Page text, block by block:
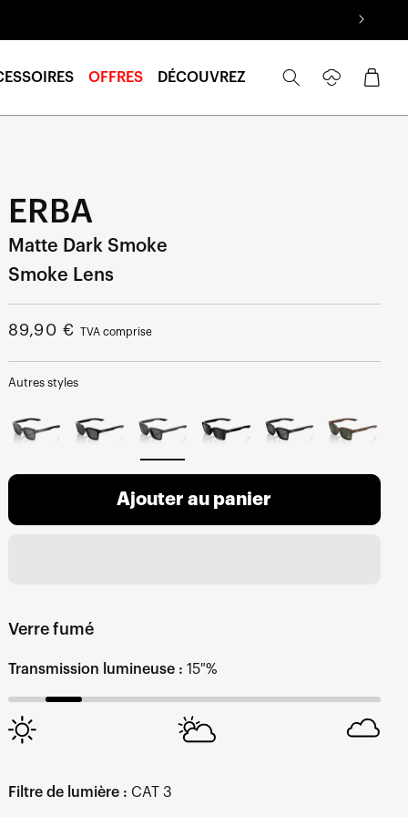
OFFRES DÉCOUVREZ
connecter
Panier
ERBA
Matte Dark Smoke
Smoke Lens
Prix
89,90 € TVA comprise
Autres styles
Ajouter au panier
Verre fumé
Transmission lumineuse : 15 %
Filtre de lumière : CAT 3